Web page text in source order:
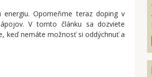
Opomeňme teraz doping v
V tomto článku sa dozviete
keď nemáte možnosť si oddýchnuť a